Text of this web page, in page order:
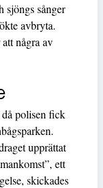
sjöngs sånger
avbryta.
några av
polisen fick
upprättat
ett
skickades